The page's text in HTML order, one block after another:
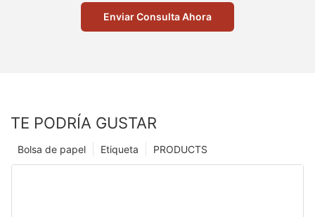
Enviar Consulta Ahora
TE PODRÍA GUSTAR
PRODUCTS
Etiqueta
Bolsa de papel